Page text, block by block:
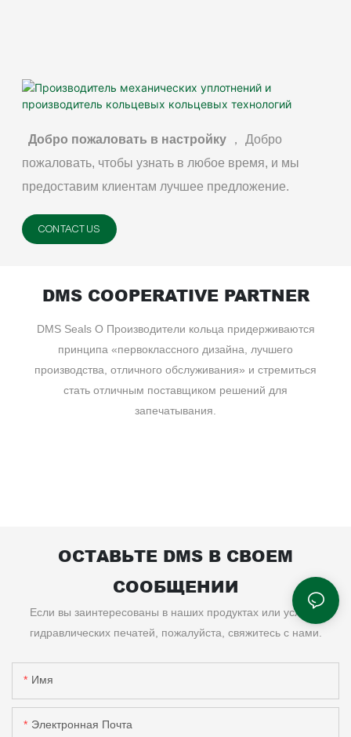
Добро пожаловать в настройку
， Добро
пожаловать, чтобы узнать в любое время, и мы
предоставим клиентам лучшее предложение.
CONTACT US
DMS COOPERATIVE PARTNER
DMS Seals O Производители кольца придерживаются
принципа «первоклассного дизайна, лучшего
производства, отличного обслуживания» и стремиться
стать отличным поставщиком решений для
запечатывания.
ОСТАВЬТЕ DMS В СВОЕМ
СООБЩЕНИИ
Если вы заинтересованы в наших продуктах или услугах
гидравлических печатей, пожалуйста, свяжитесь с нами.
Имя
Электронная Почта